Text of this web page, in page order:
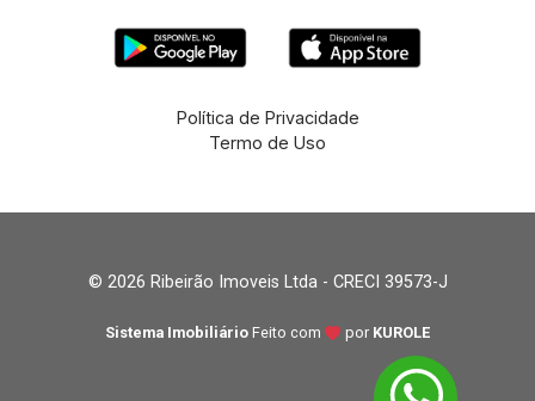
Política de Privacidade
Termo de Uso
© 2026 Ribeirão Imoveis Ltda - CRECI 39573-J
Sistema Imobiliário Feito com por KUROLE